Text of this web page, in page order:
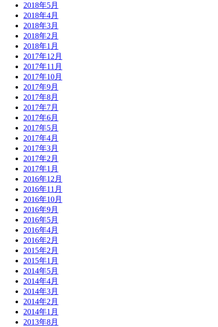
2018年5月
2018年4月
2018年3月
2018年2月
2018年1月
2017年12月
2017年11月
2017年10月
2017年9月
2017年8月
2017年7月
2017年6月
2017年5月
2017年4月
2017年3月
2017年2月
2017年1月
2016年12月
2016年11月
2016年10月
2016年9月
2016年5月
2016年4月
2016年2月
2015年2月
2015年1月
2014年5月
2014年4月
2014年3月
2014年2月
2014年1月
2013年8月